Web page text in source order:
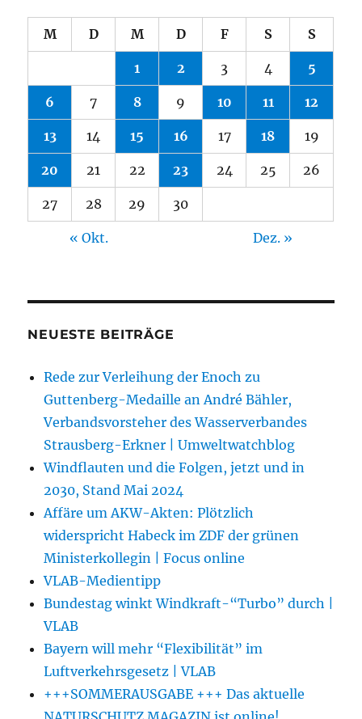
M D M D F S S
1 2 3 4 5
6 7 8 9 10 11 12
13 14 15 16 17 18 19
20 21 22 23 24 25 26
27 28 29 30
« Okt. Dez. »
NEUESTE BEITRÄGE
Rede zur Verleihung der Enoch zu
Guttenberg-Medaille an André Bähler,
Verbandsvorsteher des Wasserverbandes
Strausberg-Erkner | Umweltwatchblog
Windflauten und die Folgen, jetzt und in
2030, Stand Mai 2024
Affäre um AKW-Akten: Plötzlich
widerspricht Habeck im ZDF der grünen
Ministerkollegin | Focus online
VLAB-Medientipp
Bundestag winkt Windkraft-“Turbo” durch |
VLAB
Bayern will mehr “Flexibilität” im
Luftverkehrsgesetz | VLAB
+++SOMMERAUSGABE +++ Das aktuelle